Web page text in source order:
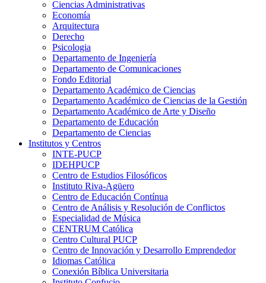
Ciencias Administrativas
Economía
Arquitectura
Derecho
Psicologia
Departamento de Ingeniería
Departamento de Comunicaciones
Fondo Editorial
Departamento Académico de Ciencias
Departamento Académico de Ciencias de la Gestión
Departamento Académico de Arte y Diseño
Departamento de Educación
Departamento de Ciencias
Institutos y Centros
INTE-PUCP
IDEHPUCP
Centro de Estudios Filosóficos
Instituto Riva-Agüero
Centro de Educación Contínua
Centro de Análisis y Resolución de Conflictos
Especialidad de Música
CENTRUM Católica
Centro Cultural PUCP
Centro de Innovación y Desarrollo Emprendedor
Idiomas Católica
Conexión Bíblica Universitaria